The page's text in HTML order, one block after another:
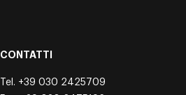
CONTATTI
Tel. +39 030 2425709